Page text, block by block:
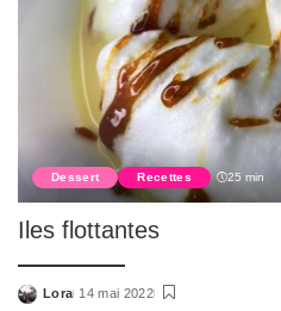
Dessert Recettes 25 min
Iles flottantes
Posted
Lora 14 mai 2022